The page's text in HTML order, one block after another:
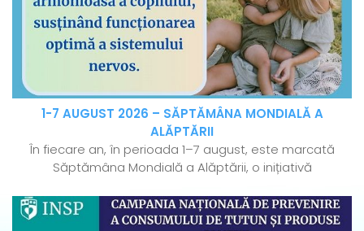
1-7 AUGUST 2026 – SĂPTĂMÂNA MONDIALĂ A
ALĂPTĂRII
În fiecare an, în perioada 1–7 august, este marcată
Săptămâna Mondială a Alăptării, o inițiativă